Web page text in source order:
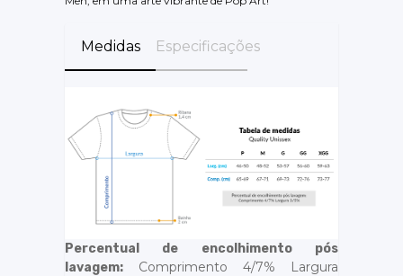
Medidas Especificações
Percentual de encolhimento pós
lavagem: Comprimento 4/7% Largura